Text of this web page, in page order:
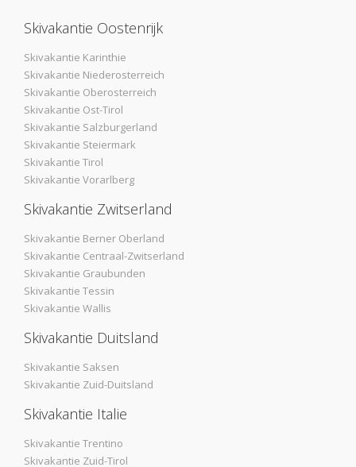
Skivakantie Oostenrijk
Skivakantie Karinthie
Skivakantie Niederosterreich
Skivakantie Oberosterreich
Skivakantie Ost-Tirol
Skivakantie Salzburgerland
Skivakantie Steiermark
Skivakantie Tirol
Skivakantie Vorarlberg
Skivakantie Zwitserland
Skivakantie Berner Oberland
Skivakantie Centraal-Zwitserland
Skivakantie Graubunden
Skivakantie Tessin
Skivakantie Wallis
Skivakantie Duitsland
Skivakantie Saksen
Skivakantie Zuid-Duitsland
Skivakantie Italie
Skivakantie Trentino
Skivakantie Zuid-Tirol